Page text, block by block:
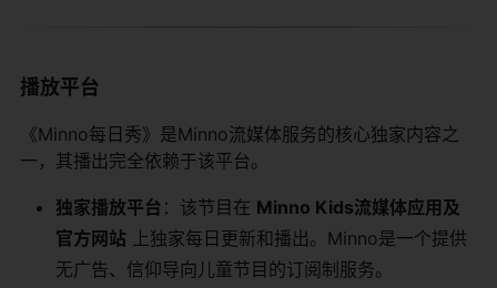
播放平台
《Minno每日秀》是Minno流媒体服务的核心独家内容之
一，其播出完全依赖于该平台。
独家播放平台 ：该节目在 Minno Kids流媒体应用及
官方网站 ​ 上独家每日更新和播出。Minno是一个提供
无广告、信仰导向儿童节目的订阅制服务。